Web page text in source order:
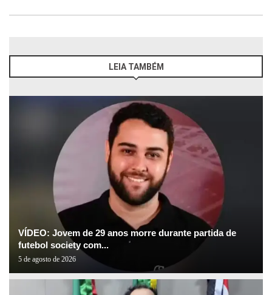
LEIA TAMBÉM
VÍDEO: Jovem de 29 anos morre durante partida de
futebol society com...
5 de agosto de 2026